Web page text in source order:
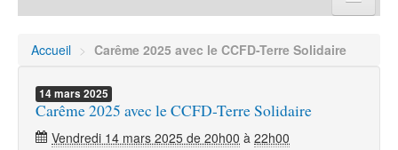
Démarches et sacrements
Sanctuaires & Pélerinages
Accueil > Carême 2025 avec le CCFD-Terre Solidaire
14mars 2025
Carême 2025 avec le CCFD-Terre Solidaire
Vendredi 14 mars 2025 de 20h00 à 22h00